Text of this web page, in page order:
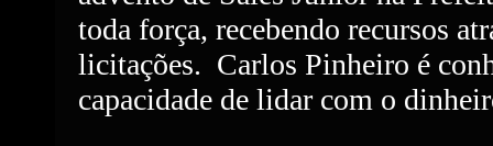
toda força, recebendo recursos
licitações. Carlos Pinheiro é
capacidade de lidar com o